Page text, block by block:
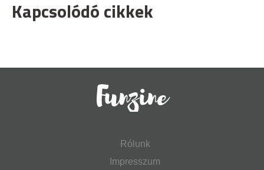
Kapcsolódó cikkek
Rólunk
Impresszum